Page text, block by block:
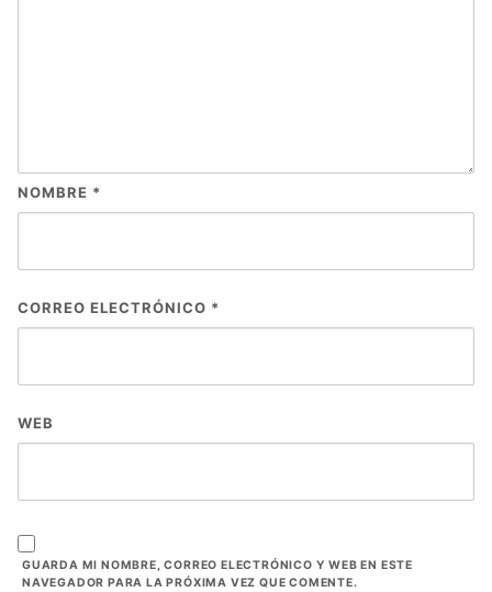
NOMBRE *
CORREO ELECTRÓNICO *
WEB
GUARDA MI NOMBRE, CORREO ELECTRÓNICO Y WEB EN ESTE
NAVEGADOR PARA LA PRÓXIMA VEZ QUE COMENTE.